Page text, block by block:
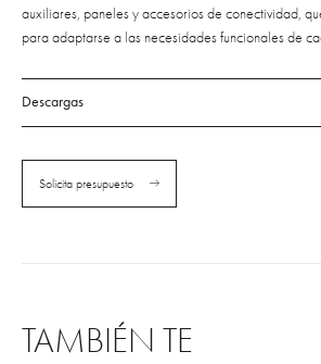
auxiliares, paneles y accesorios de conectividad,
para adaptarse a las necesidades funcionales de
Descargas
Solicita presupuesto
TAMBIÉN TE